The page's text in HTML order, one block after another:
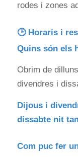
rodes i zones
🕒 Horaris i
Quins són els
Obrim de
divendres i
Dijous i
dissabte nit
Com puc fer